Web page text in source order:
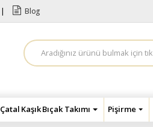
Blog
A
r
a
Çatal Kaşık Bıçak Takımı Pişirme